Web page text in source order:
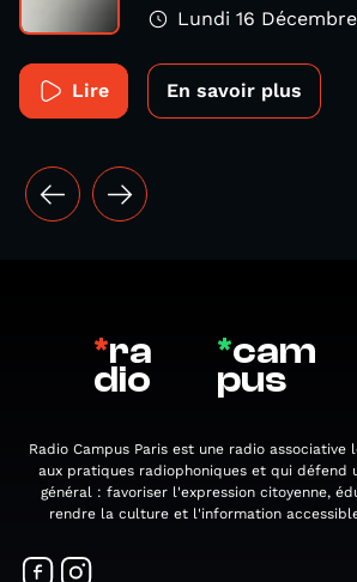
Lundi 16
Lire En savoir plus
*ra
dio
*cam
pus
Radio Campus Paris est une radio associative
aux pratiques radiophoniques et qui défend
général : favoriser l'expression citoyenne,
rendre la culture et l'information